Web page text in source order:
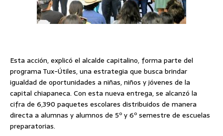
Esta acción, explicó el alcalde capitalino, forma parte del
programa Tux-Útiles, una estrategia que busca brindar
igualdad de oportunidades a niñas, niños y jóvenes de la
capital chiapaneca. Con esta nueva entrega, se alcanzó la
cifra de 6,390 paquetes escolares distribuidos de manera
directa a alumnas y alumnos de 5º y 6º semestre de escuelas
preparatorias.